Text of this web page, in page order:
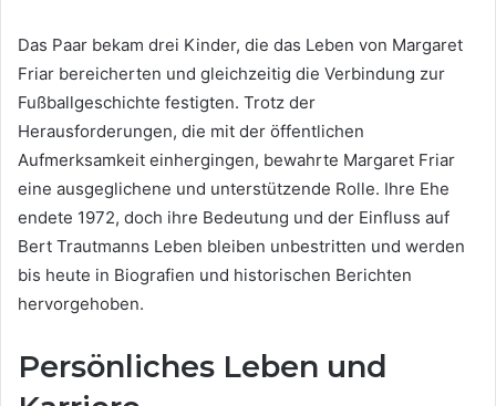
Das Paar bekam drei Kinder, die das Leben von Margaret
Friar bereicherten und gleichzeitig die Verbindung zur
Fußballgeschichte festigten. Trotz der
Herausforderungen, die mit der öffentlichen
Aufmerksamkeit einhergingen, bewahrte Margaret Friar
eine ausgeglichene und unterstützende Rolle. Ihre Ehe
endete 1972, doch ihre Bedeutung und der Einfluss auf
Bert Trautmanns Leben bleiben unbestritten und werden
bis heute in Biografien und historischen Berichten
hervorgehoben.
Persönliches Leben und